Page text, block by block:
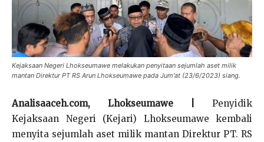
Kejaksaan Negeri Lhokseumawe melakukan penyitaan sejumlah aset milik
mantan Direktur PT RS Arun Lhokseumawe pada Jum'at (23/6/2023) siang.
Analisaaceh.com, Lhokseumawe |
Penyidik
Kejaksaan Negeri (Kejari) Lhokseumawe kembali
menyita sejumlah aset milik mantan Direktur PT. RS